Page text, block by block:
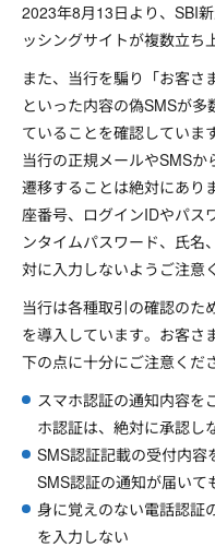
2023年8月13日より、SBI
ッシングサイトが複数立ち
また、当行を騙り「お客さ
といった内容の偽SMSが
ていることを確認していま
当行の正規メールやSMS
遷移することは絶対にあり
座番号、ログインIDやパス
ンタイムパスワード、氏名
対に入力しないようご注意
当行は各種取引の確認のた
を導入しています。お客さ
下の点に十分にご注意くだ
スマホ認証の通知内容を
ホ認証は、絶対に承認し
SMS認証記載の受付内容
SMS認証の通知が届いて
身に覚えのない電話認証
を入力しない